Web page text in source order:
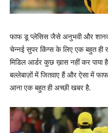
फाफ डू प्लेसिस जैसे अनुभवी और
चेन्नई सुपर किंग्स के लिए एक बहुत ही
मिडिल आर्डर कुछ ख़ास नहीं कर पाया
बल्लेबाज़ों में जितवाए हैं और ऐसा में
आना एक बहुत ही अच्छी खबर है.